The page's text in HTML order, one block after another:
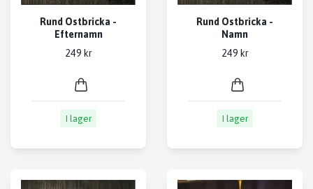
Rund Ostbricka -
Efternamn
249 kr
I lager
Rund Ostbricka -
Namn
249 kr
I lager